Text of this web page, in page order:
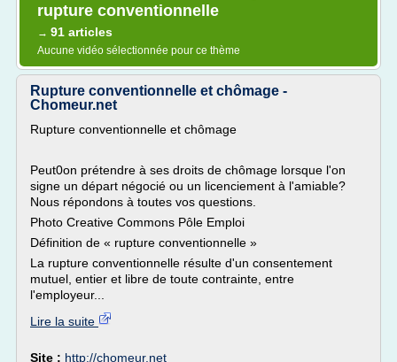
rupture conventionnelle
→ 91 articles
Aucune vidéo sélectionnée pour ce thème
Rupture conventionnelle et chômage -
Chomeur.net
Rupture conventionnelle et chômage
Peut0on prétendre à ses droits de chômage lorsque l'on
signe un départ négocié ou un licenciement à l'amiable?
Nous répondons à toutes vos questions.
Photo Creative Commons Pôle Emploi
Définition de « rupture conventionnelle »
La rupture conventionnelle résulte d'un consentement
mutuel, entier et libre de toute contrainte, entre
l'employeur...
Lire la suite
Site : http://chomeur.net